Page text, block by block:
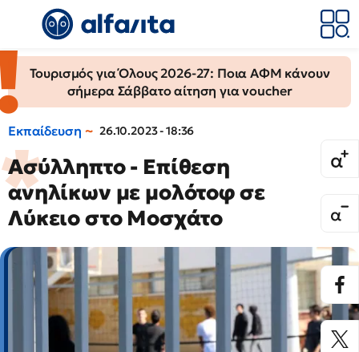
Τουρισμός για Όλους 2026-27: Ποια ΑΦΜ κάνουν
σήμερα Σάββατο αίτηση για voucher
Εκπαίδευση 26.10.2023 - 18:36
Ασύλληπτο - Επίθεση
ανηλίκων με μολότοφ σε
Λύκειο στο Μοσχάτο